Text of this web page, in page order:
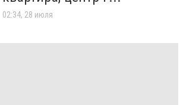
02:34, 28 июля